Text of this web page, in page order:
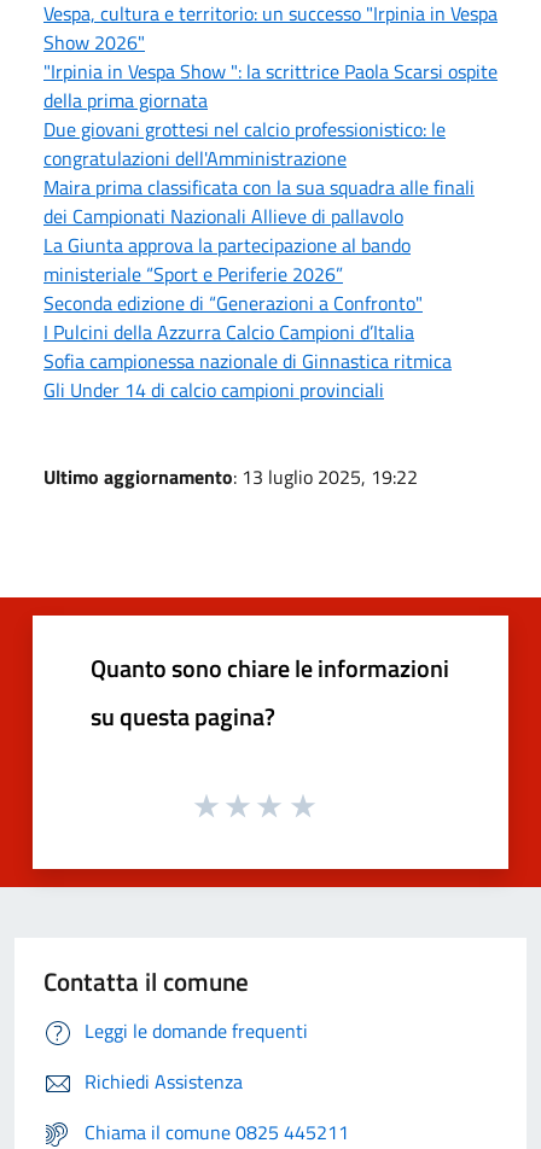
Vespa, cultura e territorio: un successo "Irpinia in Vespa
Show 2026"
"Irpinia in Vespa Show ": la scrittrice Paola Scarsi ospite
della prima giornata
Due giovani grottesi nel calcio professionistico: le
congratulazioni dell'Amministrazione
Maira prima classificata con la sua squadra alle finali
dei Campionati Nazionali Allieve di pallavolo
La Giunta approva la partecipazione al bando
ministeriale “Sport e Periferie 2026”
Seconda edizione di “Generazioni a Confronto"
I Pulcini della Azzurra Calcio Campioni d’Italia
Sofia campionessa nazionale di Ginnastica ritmica
Gli Under 14 di calcio campioni provinciali
Ultimo aggiornamento: 13 luglio 2025, 19:22
Quanto sono chiare le informazioni
su questa pagina?
Contatta il comune
Leggi le domande frequenti
Richiedi Assistenza
Chiama il comune 0825 445211